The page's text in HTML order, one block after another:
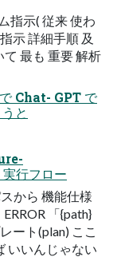
指示( 従来​ 使わ
示​ 詳細手順​ 及
最も​ 重要 解析
Chat-​ GPT で​
と​
行フロー​
から​ 機能仕様
「{path}
ート(plan) ここ
いいんじゃない